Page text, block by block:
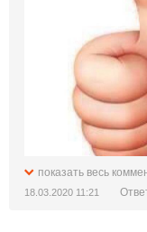
показать весь
18.03.2020 11:21